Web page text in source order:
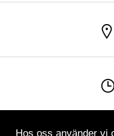
Hos oss använder vi